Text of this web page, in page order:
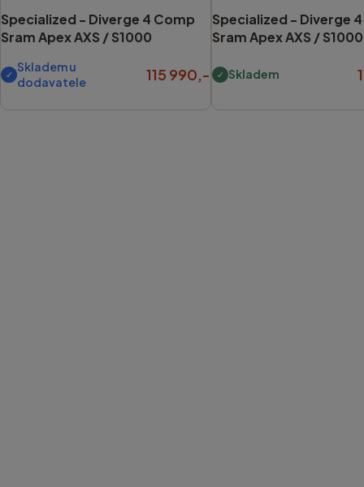
Specialized - Diverge 4 Comp
Sram Apex AXS / S1000
Skladem u
dodavatele
115 990,-
Specialized - Diverge
Sram Apex AXS / S1000
Skladem